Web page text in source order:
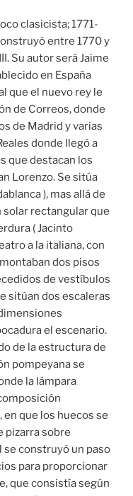
clasicista; 1771-
entre 1770 y
Su autor será Jaime
en España
que el nuevo rey le
de Correos, donde
de Madrid y varias
donde llegó a
que destacan los
Lorenzo. Se sitúa
), mas allá de
solar rectangular que
( Jacinto
a la italiana, con
dos pisos
de vestíbulos
sitúan dos escaleras
el escenario.
de la estructura de
pompeyana se
la lámpara
que los huecos se
pizarra sobre
se construyó un paso
para proporcionar
que consistía según